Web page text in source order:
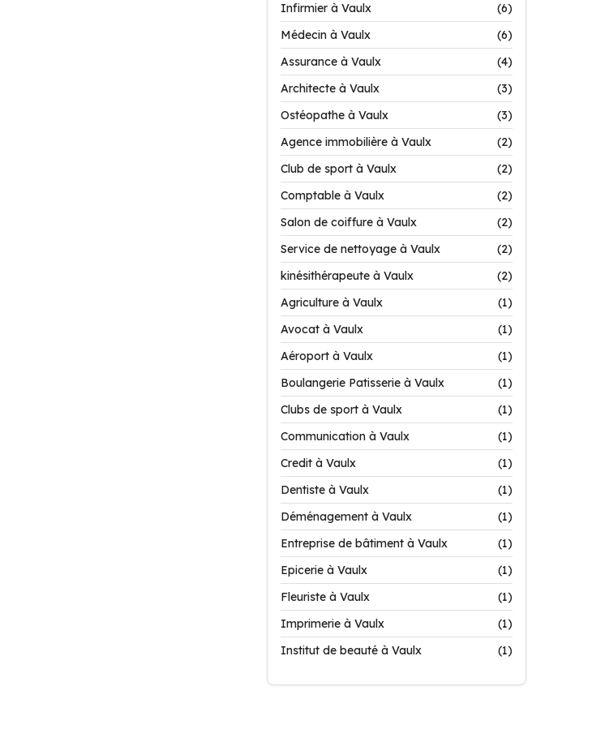
Infirmier à Vaulx
(6)
Médecin à Vaulx
(6)
Assurance à Vaulx
(4)
Architecte à Vaulx
(3)
Ostéopathe à Vaulx
(3)
Agence immobilière à Vaulx
(2)
Club de sport à Vaulx
(2)
Comptable à Vaulx
(2)
Salon de coiffure à Vaulx
(2)
Service de nettoyage à Vaulx
(2)
kinésithérapeute à Vaulx
(2)
Agriculture à Vaulx
(1)
Avocat à Vaulx
(1)
Aéroport à Vaulx
(1)
Boulangerie Patisserie à Vaulx
(1)
Clubs de sport à Vaulx
(1)
Communication à Vaulx
(1)
Credit à Vaulx
(1)
Dentiste à Vaulx
(1)
Déménagement à Vaulx
(1)
Entreprise de bâtiment à Vaulx
(1)
Epicerie à Vaulx
(1)
Fleuriste à Vaulx
(1)
Imprimerie à Vaulx
(1)
Institut de beauté à Vaulx
(1)